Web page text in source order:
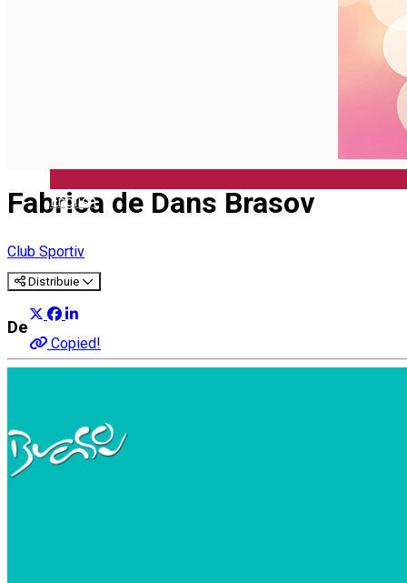
English
Fabrica de Dans Brasov
Club Sportiv
Distribuie
Copied!
Despre